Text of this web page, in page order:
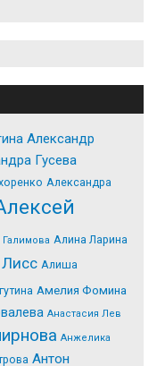
Александр
Гусева
Александра
Алина Ларина
Алиша
Амелия Фомина
Анастасия Лев
Анжелика
Антон